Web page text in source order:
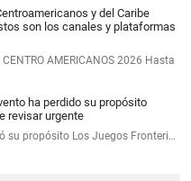
y del Caribe
son los canales y plataformas
CENTRO AMERICANOS 2026 Hasta
ha perdido su propósito
revisar urgente
su propósito Los Juegos Fronteri…